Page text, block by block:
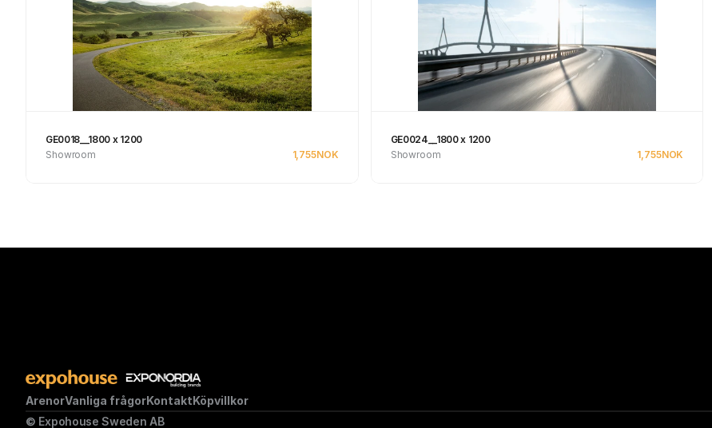
GE0018__1800 x 1200
Showroom
1,755NOK
GE0024__1800 x 1200
Showroom
1,755NOK
ArenorVanliga frågorKontaktKöpvillkor
© Expohouse Sweden AB